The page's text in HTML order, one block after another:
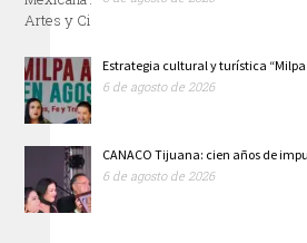
Estrategia cultural y turística “Milpa
6 de agosto de 2026
CANACO Tijuana: cien años de
6 de agosto de 2026